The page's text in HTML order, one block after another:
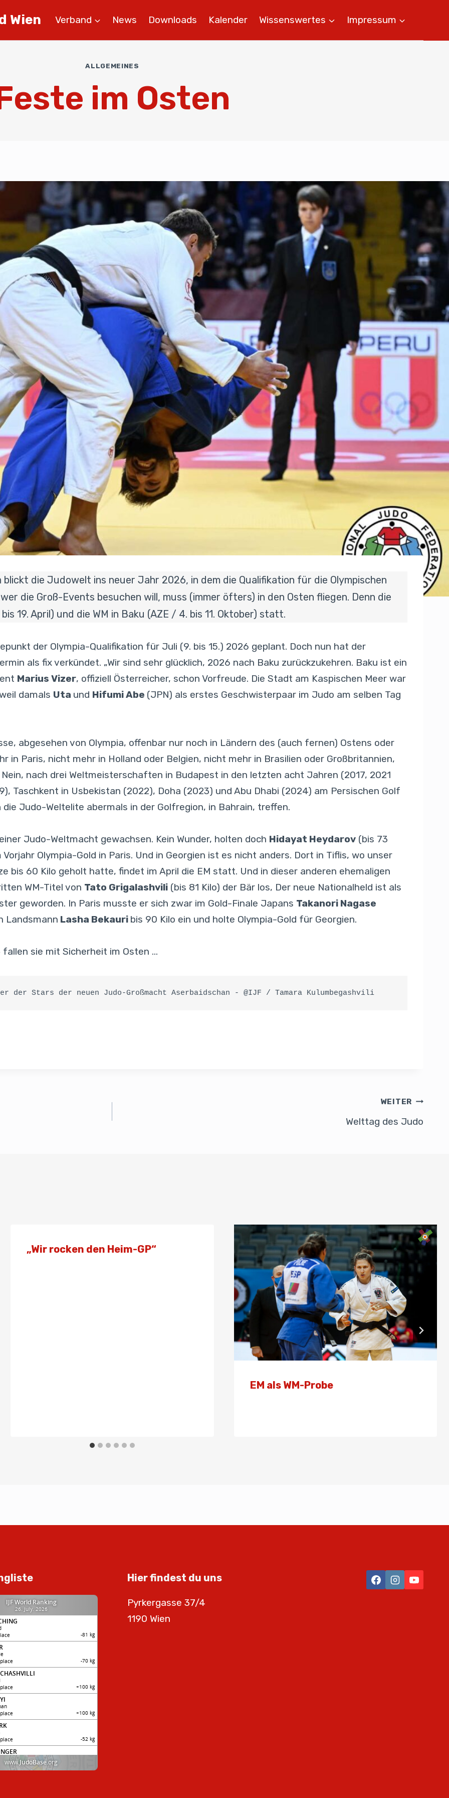
Wien Verband News Downloads Kalender Wissenswertes Impressum
ALLGEMEINES
im Osten
die Judowelt ins neuer Jahr 2026, in dem die Qualifikation für die Olympischen
die Groß-Events besuchen will, muss (immer öfters) in den Osten fliegen. Denn die
19. April) und die WM in Baku (AZE / 4. bis 11. Oktober) statt.
der Olympia-Qualifikation für Juli (9. bis 15.) 2026 geplant. Doch nun hat der
als fix verkündet. „Wir sind sehr glücklich, 2026 nach Baku zurückzukehren. Baku ist ein
Marius Vizer, offiziell Österreicher, schon Vorfreude. Die Stadt am Kaspischen Meer war
damals Uta und Hifumi Abe (JPN) als erstes Geschwisterpaar im Judo am selben Tag
abgesehen von Olympia, offenbar nur noch in Ländern des (auch fernen) Ostens oder
in Paris, nicht mehr in Holland oder Belgien, nicht mehr in Brasilien oder Großbritannien,
nach drei Weltmeisterschaften in Budapest in den letzten acht Jahren (2017, 2021
Taschkent in Usbekistan (2022), Doha (2023) und Abu Dhabi (2024) am Persischen Golf
Judo-Weltelite abermals in der Golfregion, in Bahrain, treffen.
Judo-Weltmacht gewachsen. Kein Wunder, holten doch Hidayat Heydarov (bis 73
Vorjahr Olympia-Gold in Paris. Und in Georgien ist es nicht anders. Dort in Tiflis, wo unser
bis 60 Kilo geholt hatte, findet im April die EM statt. Und in dieser anderen ehemaligen
WM-Titel von Tato Grigalashvili (bis 81 Kilo) der Bär los, Der neue Nationalheld ist als
geworden. In Paris musste er sich zwar im Gold-Finale Japans Takanori Nagase
Landsmann Lasha Bekauri bis 90 Kilo ein und holte Olympia-Gold für Georgien.
sie mit Sicherheit im Osten …
der Stars der neuen Judo-Großmacht Aserbaidschan - @IJF / Tamara Kulumbegashvili
WEITER
Welttag des Judo
„Wir rocken den Heim-GP“
EM als WM-Probe
Hier findest du uns
Pyrkergasse 37/4
1190 Wien